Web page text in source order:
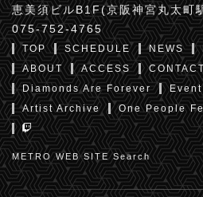
恵美須ビルB1F(京阪神宮丸太町
075-752-4765
TOP SCHEDULE NEWS
ABOUT
ACCESS
Diamonds Are Forever
Artist Archive
One People
METRO WEB SITE Search